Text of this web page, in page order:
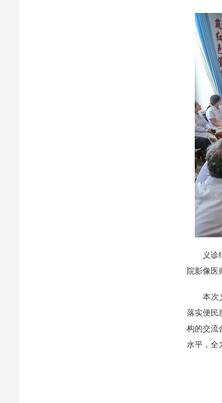
义诊结
院影像医
本次义
落实便民
构的交流
水平，全